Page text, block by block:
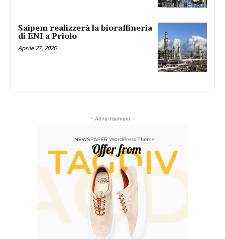
Saipem realizzerà la bioraffineria
di ENI a Priolo
Aprile 27, 2026
- Advertisement -